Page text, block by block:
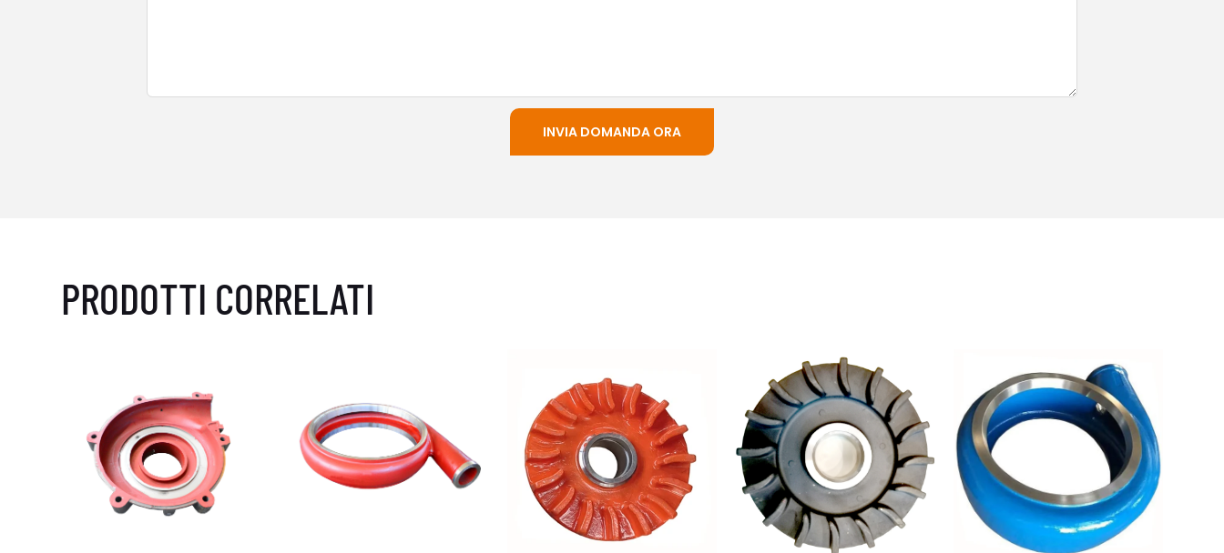
INVIA DOMANDA ORA
PRODOTTI CORRELATI